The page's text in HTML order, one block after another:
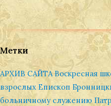
Метки
АРХИВ САЙТА Воскресная
взрослых Епископ
больничному служению